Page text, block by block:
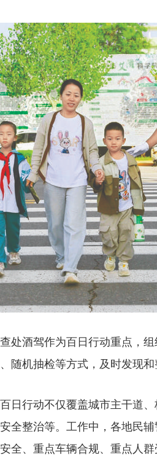
处酒驾作为百日行动重点，
随机抽检等方式，及时发现
日行动不仅覆盖城市主干道
全整治等。工作中，各地民
全、重点车辆合规、重点人群